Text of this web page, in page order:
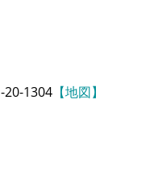
20-1304 【地図】